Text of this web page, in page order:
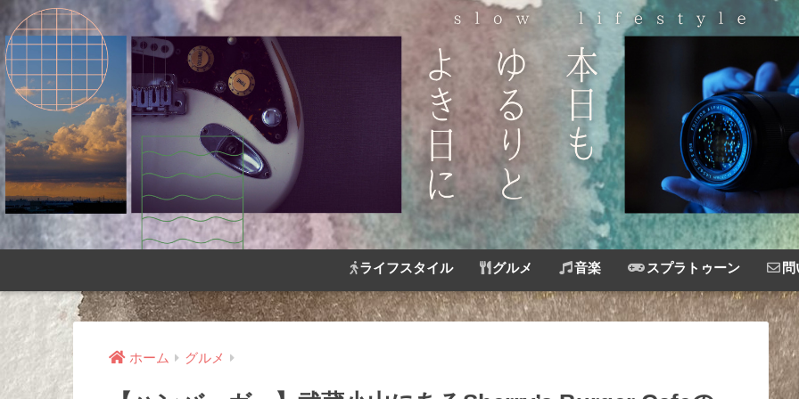
ライフスタイル グルメ 音楽 スプラトゥーン
ホーム グルメ